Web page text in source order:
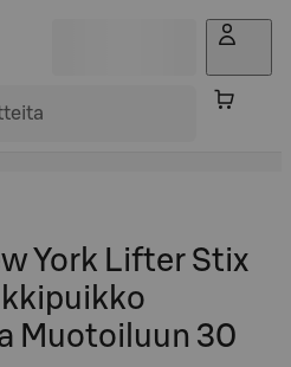
York Lifter Stix
Muotoiluun 30